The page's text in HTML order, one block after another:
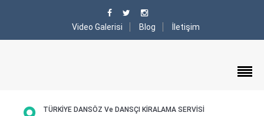
Video Galerisi Blog İletişim
TÜRKİYE DANSÖZ Ve DANSÇI KİRALAMA SERVİSİ